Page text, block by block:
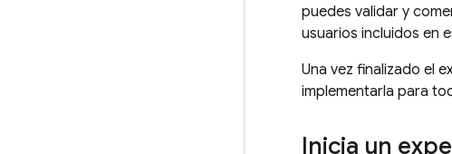
puedes validar y
usuarios incluidos en
Una vez finalizado el
implementarla para
Inicia un